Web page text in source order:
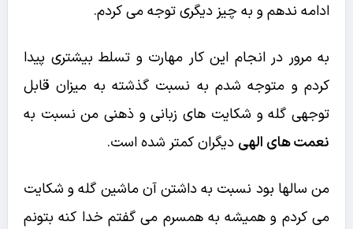
ادامه ندهم و به چیز دیگری توجه می کردم.
به مرور در انجام این کار مهارت و تسلط بیشتری پیدا
کردم و متوجه شدم به نسبت گذشته به میزان قابل
توجهی گله و شکایت های زبانی و ذهنی من نسبت به
نعمت های الهی دیگران کمتر شده است.
من سالها بود نسبت به داشتن آن ماشین گله و شکایت
می کردم و همیشه به همسرم می گفتم خدا کنه بتونم